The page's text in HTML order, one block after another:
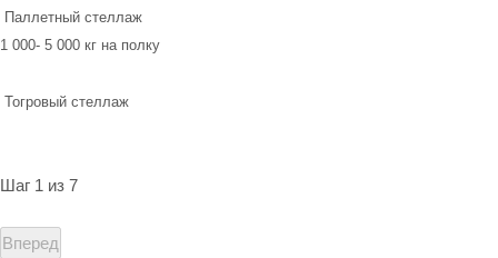
Паллетный стеллаж
1 000- 5 000 кг на полку
Тогровый стеллаж
Шаг 1 из 7
Вперед